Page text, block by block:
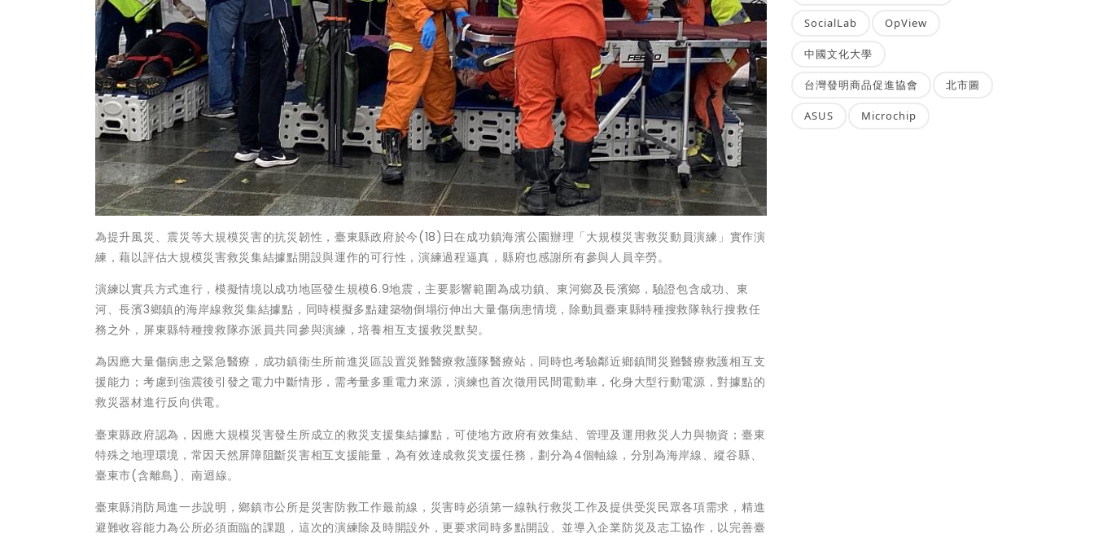
為提升風災、震災等大規模災害的抗災韌性，臺東縣政府於今(18)日在成功鎮海濱公園辦理「大規模災害救災動員演練」實作演
練，藉以評估大規模災害救災集結據點開設與運作的可行性，演練過程逼真，縣府也感謝所有參與人員辛勞。
演練以實兵方式進行，模擬情境以成功地區發生規模6.9地震，主要影響範圍為成功鎮、東河鄉及長濱鄉，驗證包含成功、東
河、長濱3鄉鎮的海岸線救災集結據點，同時模擬多點建築物倒塌衍伸出大量傷病患情境，除動員臺東縣特種搜救隊執行搜救任
務之外，屏東縣特種搜救隊亦派員共同參與演練，培養相互支援救災默契。
為因應大量傷病患之緊急醫療，成功鎮衛生所前進災區設置災難醫療救護隊醫療站，同時也考驗鄰近鄉鎮間災難醫療救護相互支
援能力；考慮到強震後引發之電力中斷情形，需考量多重電力來源，演練也首次徵用民間電動車，化身大型行動電源，對據點的
救災器材進行反向供電。
臺東縣政府認為，因應大規模災害發生所成立的救災支援集結據點，可使地方政府有效集結、管理及運用救災人力與物資；臺東
特殊之地理環境，常因天然屏障阻斷災害相互支援能量，為有效達成救災支援任務，劃分為4個軸線，分別為海岸線、縱谷縣、
臺東市(含離島)、南迴線。
臺東縣消防局進一步說明，鄉鎮市公所是災害防救工作最前線，災害時必須第一線執行救災工作及提供受災民眾各項需求，精進
避難收容能力為公所必須面臨的課題，這次的演練除及時開設外，更要求同時多點開設、並導入企業防災及志工協作，以完善臺
SocialLab OpView
中國文化大學
台灣發明商品促進協會 北市圖
ASUS Microchip